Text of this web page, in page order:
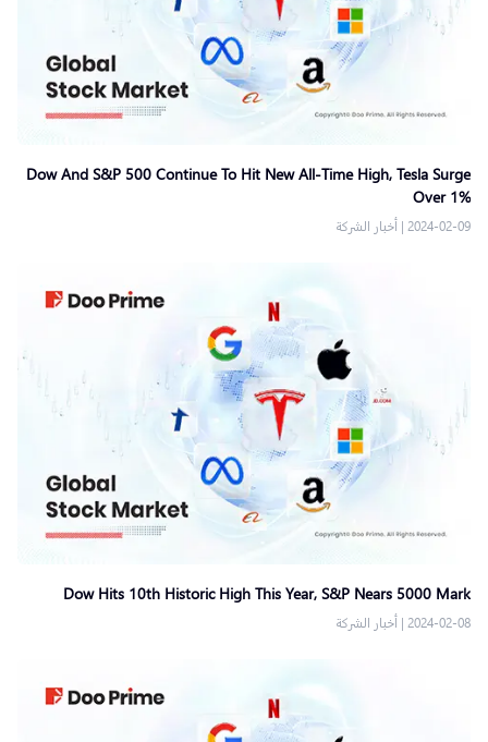
Dow And S&P 500 Continue To Hit New All-Time High, Tesla Surge
Over 1%
2024-02-09
| أخبار الشركة
Dow Hits 10th Historic High This Year, S&P Nears 5000 Mark
2024-02-08
| أخبار الشركة